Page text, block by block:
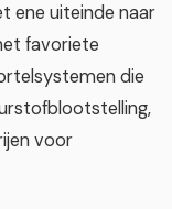
ene uiteinde naar
favoriete
die
voor